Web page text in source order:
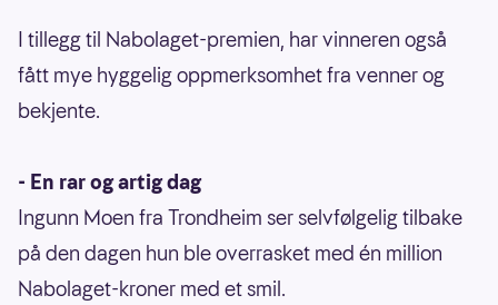
I tillegg til Nabolaget-premien, har vinneren også
fått mye hyggelig oppmerksomhet fra venner og
bekjente.
- En rar og artig dag
Ingunn Moen fra Trondheim ser selvfølgelig tilbake
på den dagen hun ble overrasket med én million
Nabolaget-kroner med et smil.